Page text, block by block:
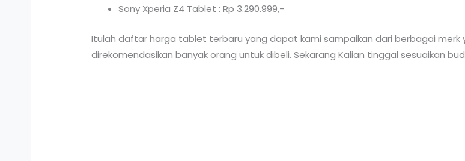
Sony Xperia Z4 Tablet : Rp 3.290.999,-
Itulah daftar harga tablet terbaru yang dapat kami sampaikan dari berbagai merk
direkomendasikan banyak orang untuk dibeli. Sekarang Kalian tinggal sesuaikan